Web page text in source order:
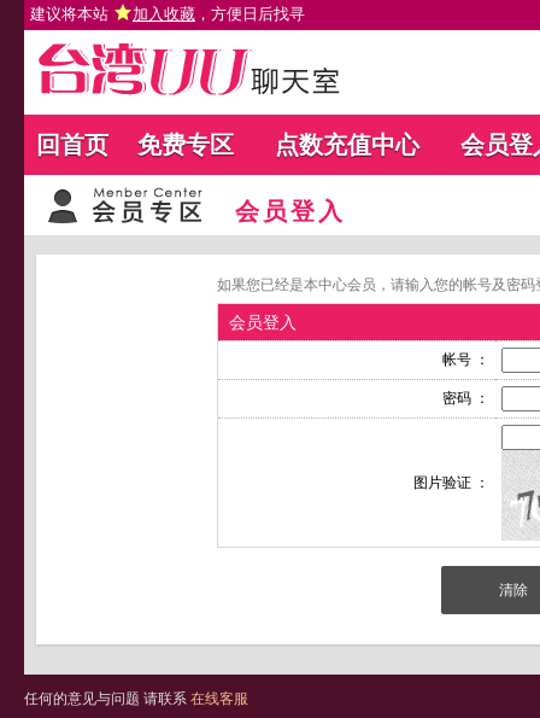
建议将本站 加入收藏 ，方便日后找寻
回首页 免费专区 点数充值中心 会员登
会员登入
如果您已经是本中心会员，请输入您的帐号及密
会员登入
帐号 ：
密码 ：
图片验证 ：
任何的意见与问题 请联系 在线客服